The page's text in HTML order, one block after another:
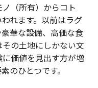
（所有）からコト
れます。以前はラグ
華な設備、高価な食
の土地にしかない文
価値を見出す方が増
のひとつです。